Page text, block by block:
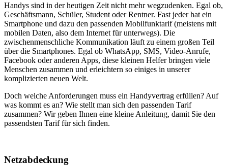
Handys sind in der heutigen Zeit nicht mehr wegzudenken. Egal ob,
Geschäftsmann, Schüler, Student oder Rentner. Fast jeder hat ein
Smartphone und dazu den passenden Mobilfunktarif (meistens mit
mobilen Daten, also dem Internet für unterwegs). Die
zwischenmenschliche Kommunikation läuft zu einem großen Teil
über die Smartphones. Egal ob WhatsApp, SMS, Video-Anrufe,
Facebook oder anderen Apps, diese kleinen Helfer bringen viele
Menschen zusammen und erleichtern so einiges in unserer
komplizierten neuen Welt.
Doch welche Anforderungen muss ein Handyvertrag erfüllen? Auf
was kommt es an? Wie stellt man sich den passenden Tarif
zusammen? Wir geben Ihnen eine kleine Anleitung, damit Sie den
passendsten Tarif für sich finden.
Netzabdeckung